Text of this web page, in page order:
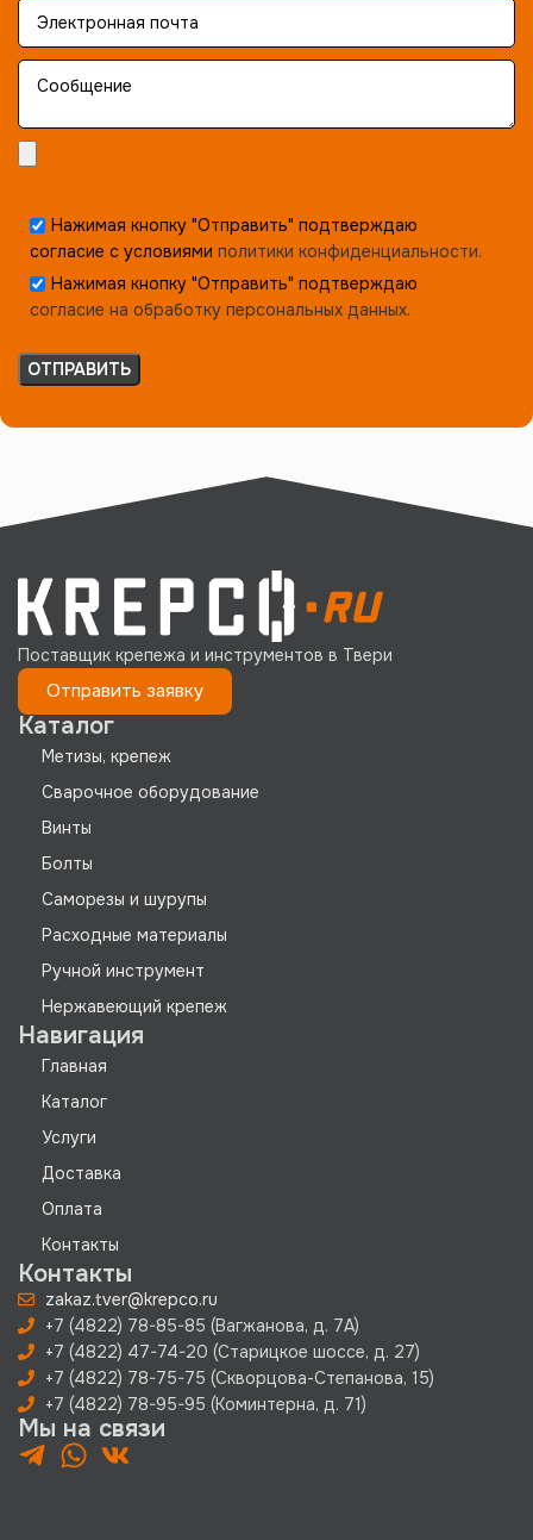
Нажимая кнопку "Отправить" подтверждаю
согласие с условиями политики конфиденциальности.
Нажимая кнопку "Отправить" подтверждаю
согласие на обработку персональных данных.
Поставщик крепежа и инструментов в Твери
Отправить заявку
Каталог
Метизы, крепеж
Сварочное оборудование
Винты
Болты
Саморезы и шурупы
Расходные материалы
Ручной инструмент
Нержавеющий крепеж
Навигация
Главная
Каталог
Услуги
Доставка
Оплата
Контакты
Контакты
zakaz.tver@krepco.ru
+7 (4822) 78-85-85 (Вагжанова, д. 7А)
+7 (4822) 47-74-20 (Старицкое шоссе, д. 27)
+7 (4822) 78-75-75 (Скворцова-Степанова, 15)
+7 (4822) 78-95-95 (Коминтерна, д. 71)
Мы на связи